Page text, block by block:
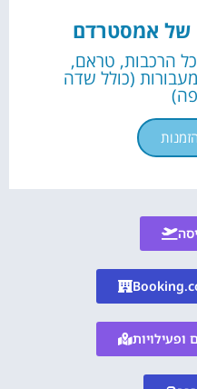
של אמסטרדם
הרכבות, טראם,
מעבורות (כולל שדה
ופעילויות